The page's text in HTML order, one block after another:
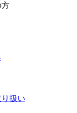
方
扱い